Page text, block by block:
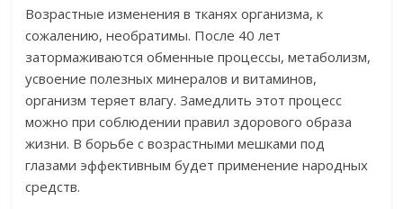
Возрастные изменения в тканях организма, к
сожалению, необратимы. После 40 лет
затормаживаются обменные процессы, метаболизм,
усвоение полезных минералов и витаминов,
организм теряет влагу. Замедлить этот процесс
можно при соблюдении правил здорового образа
жизни. В борьбе с возрастными мешками под
глазами эффективным будет применение народных
средств.